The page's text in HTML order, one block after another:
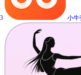
3 小牛